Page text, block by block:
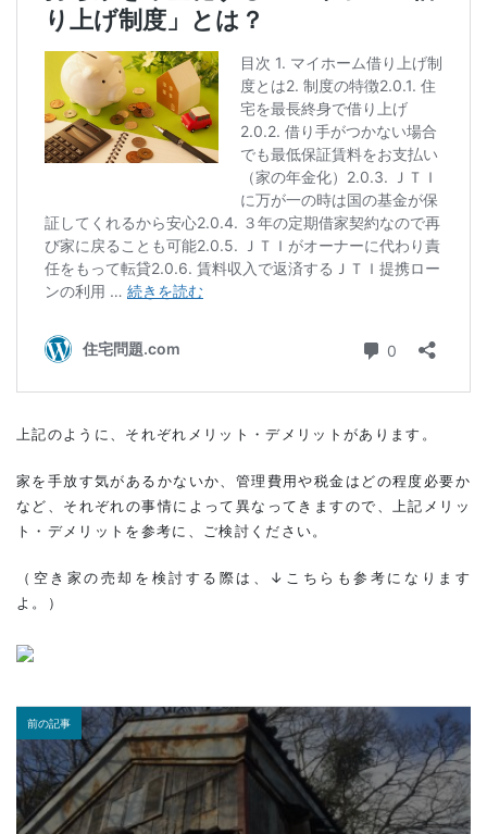
上記のように、それぞれメリット・デメリットがあります。
家を手放す気があるかないか、管理費用や税金はどの程度必要か
など、それぞれの事情によって異なってきますので、上記メリッ
ト・デメリットを参考に、ご検討ください。
（空き家の売却を検討する際は、↓こちらも参考になります
よ。）
前の記事